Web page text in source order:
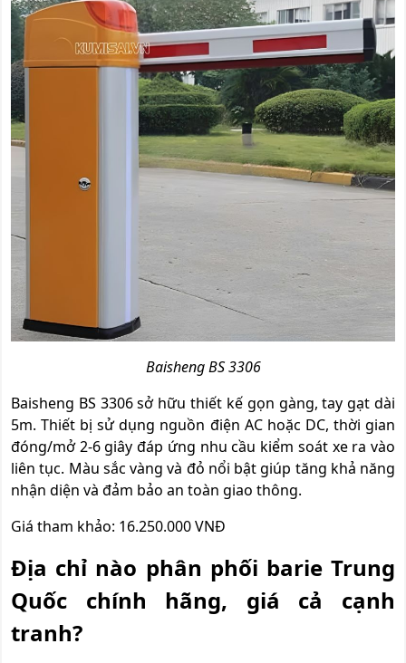
Baisheng BS 3306
Baisheng BS 3306 sở hữu thiết kế gọn gàng, tay gạt dài
5m. Thiết bị sử dụng nguồn điện AC hoặc DC, thời gian
đóng/mở 2-6 giây đáp ứng nhu cầu kiểm soát xe ra vào
liên tục. Màu sắc vàng và đỏ nổi bật giúp tăng khả năng
nhận diện và đảm bảo an toàn giao thông.
Giá tham khảo: 16.250.000 VNĐ
Địa chỉ nào phân phối barie Trung
Quốc chính hãng, giá cả cạnh
tranh?